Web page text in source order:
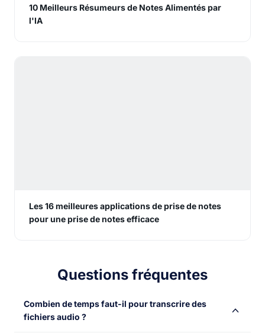
10 Meilleurs Résumeurs de Notes Alimentés par
l'IA
Les 16 meilleures applications de prise de notes
pour une prise de notes efficace
Questions fréquentes
Combien de temps faut-il pour transcrire des
fichiers audio ?